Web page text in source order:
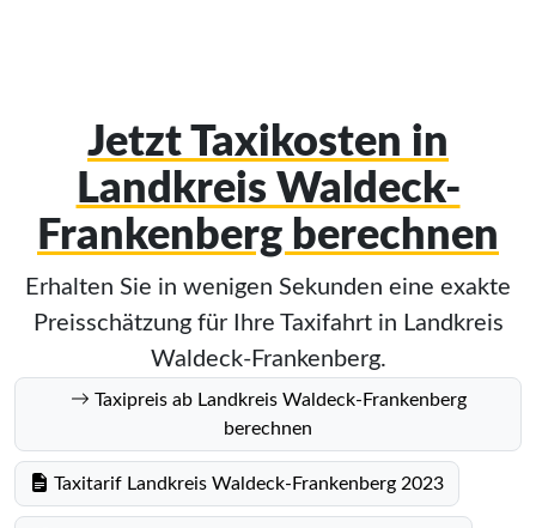
Jetzt Taxikosten in
Landkreis Waldeck-
Frankenberg berechnen
Erhalten Sie in wenigen Sekunden eine exakte
Preisschätzung für Ihre Taxifahrt in Landkreis
Waldeck-Frankenberg.
Taxipreis ab Landkreis Waldeck-Frankenberg
berechnen
Taxitarif Landkreis Waldeck-Frankenberg 2023